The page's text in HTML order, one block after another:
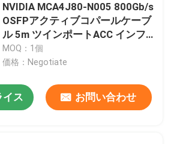
NVIDIA MCA4J80-N005 800Gb/s
OSFPアクティブコパールケーブ
ル 5m ツインポートACC インフ
ィニバンドNDR
MOQ：1個
価格：Negotiate
イス お問い合わせ